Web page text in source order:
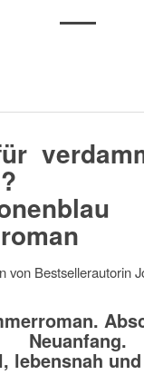
von Bestsellerautorin
Neuanfang.
lebensnah